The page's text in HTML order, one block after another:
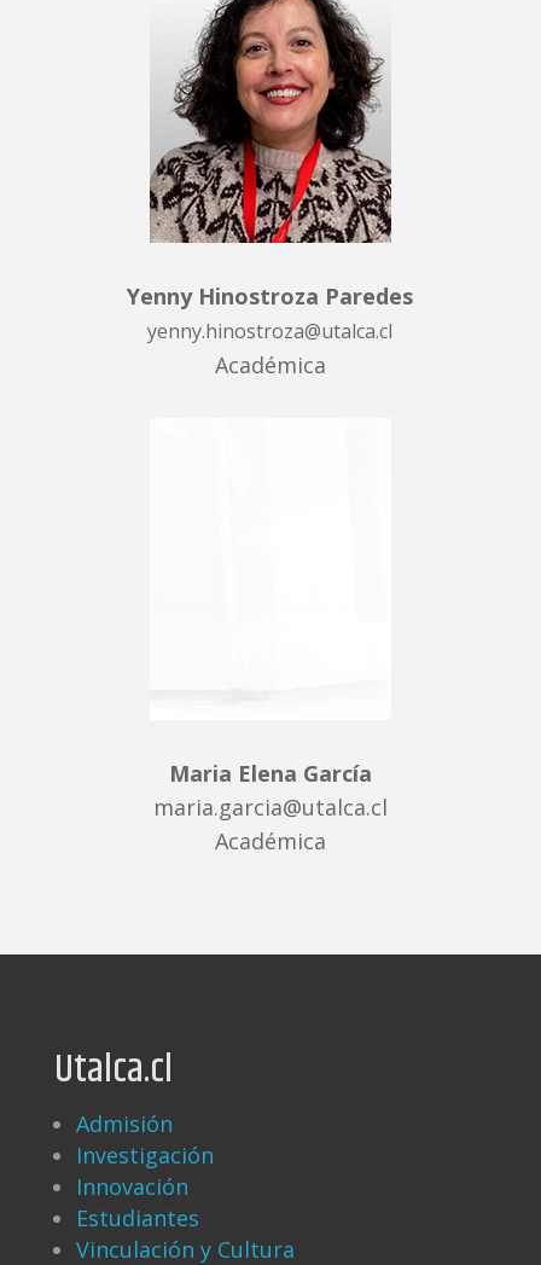
Yenny Hinostroza Paredes
yenny.hinostroza@utalca.cl
Académica
Maria Elena García
maria.garcia@utalca.cl
Académica
Utalca.cl
Admisión
Investigación
Innovación
Estudiantes
Vinculación y Cultura